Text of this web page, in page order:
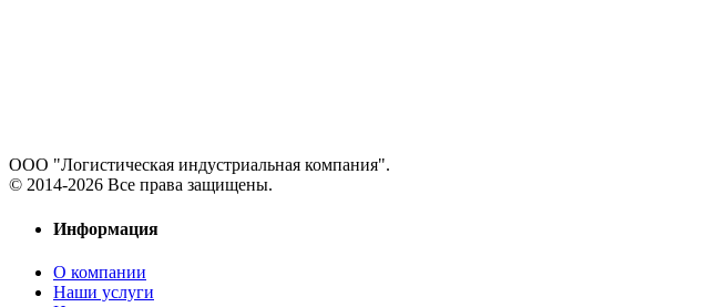
ООО "Логистическая индустриальная компания".
© 2014-2026 Все права защищены.
Информация
О компании
Наши услуги